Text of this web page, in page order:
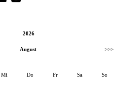
2026
August >>>
Mi Do Fr Sa So